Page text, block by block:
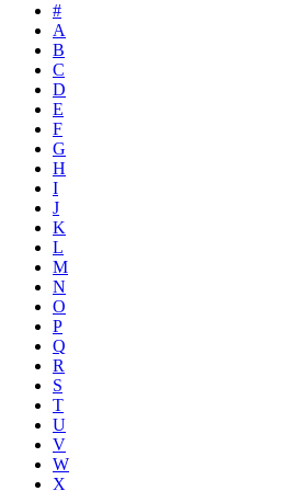
#
A
B
C
D
E
F
G
H
I
J
K
L
M
N
O
P
Q
R
S
T
U
V
W
X